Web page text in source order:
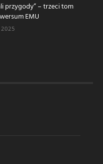
przygody” – trzeci tom
EMU